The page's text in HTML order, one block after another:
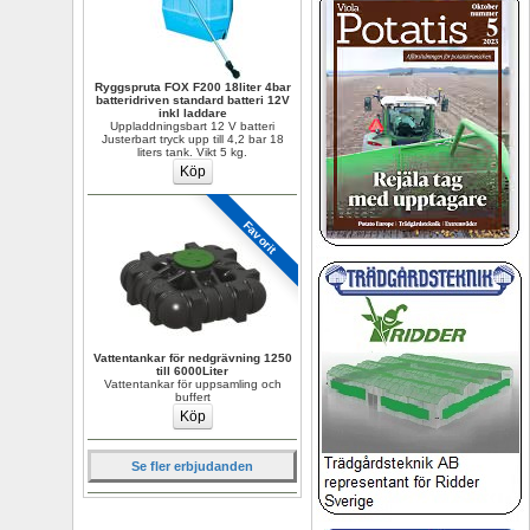
Ryggspruta FOX F200 18liter 4bar
batteridriven standard batteri 12V
inkl laddare
Uppladdningsbart 12 V batteri
Justerbart tryck upp till 4,2 bar 18
liters tank. Vikt 5 kg.
Favorit
Vattentankar för nedgrävning 1250
till 6000Liter
Vattentankar för uppsamling och
buffert
Se fler erbjudanden